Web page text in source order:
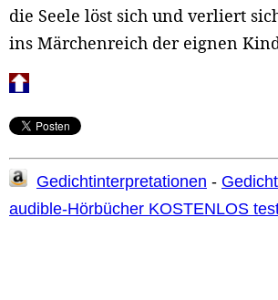
die Seele löst sich und verliert
ins Märchenreich der eignen
Gedichtinterpretationen -
audible-Hörbücher KOSTENLOS